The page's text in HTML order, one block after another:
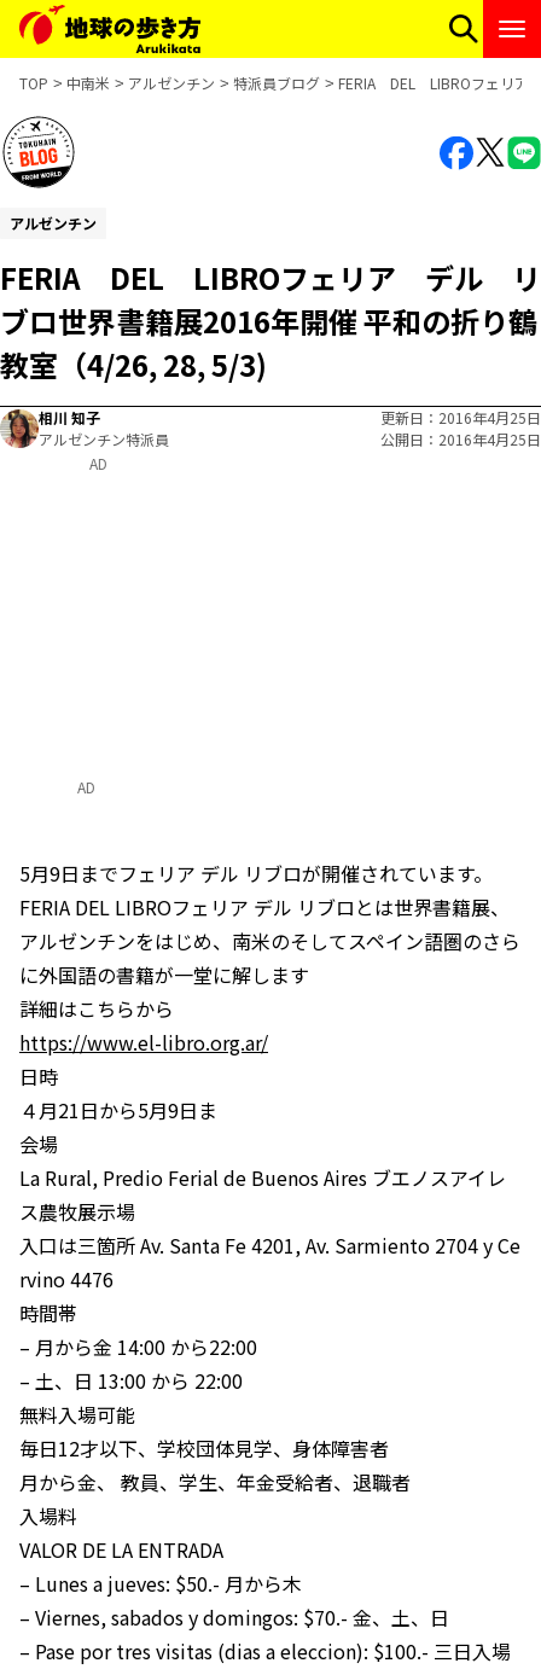
TOP 中南米 アルゼンチン 特派員ブログ FERIA DEL LIBROフェリア
アルゼンチン
FERIA DEL LIBROフェリア デル リ
ブロ世界書籍展2016年開催 平和の折り鶴
教室（4/26, 28, 5/3)
相川 知子
アルゼンチン特派員
更新日
2016年4月25日
公開日
2016年4月25日
AD
5月9日までフェリア デル リブロが開催されています。
FERIA DEL LIBROフェリア デル リブロとは世界書籍展、
アルゼンチンをはじめ、南米のそしてスペイン語圏のさら
に外国語の書籍が一堂に解します
詳細はこちらから
https://www.el-libro.org.ar/
日時
４月21日から5月9日ま
会場
La Rural, Predio Ferial de Buenos Aires ブエノスアイレ
ス農牧展示場
入口は三箇所 Av. Santa Fe 4201, Av. Sarmiento 2704 y Ce
rvino 4476
時間帯
– 月から金 14:00 から22:00
– 土、日 13:00 から 22:00
無料入場可能
毎日12才以下、学校団体見学、身体障害者
月から金、 教員、学生、年金受給者、退職者
入場料
VALOR DE LA ENTRADA
– Lunes a jueves: $50.- 月から木
– Viernes, sabados y domingos: $70.- 金、土、日
– Pase por tres visitas (dias a eleccion): $100.- 三日入場
AD